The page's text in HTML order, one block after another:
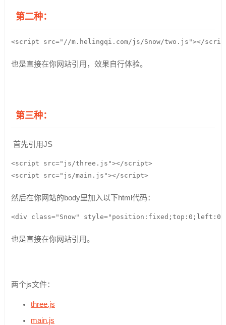
第二种：
<script src="//m.helingqi.com/js/Snow/two.js"></
也是直接在你网站引用，效果自行体验。
第三种：
首先引用JS
<script src="js/three.js"></script>
<script src="js/main.js"></script>
然后在你网站的body里加入以下html代码：
<div class="Snow"
也是直接在你网站引用。
两个js文件：
three.js
main.js